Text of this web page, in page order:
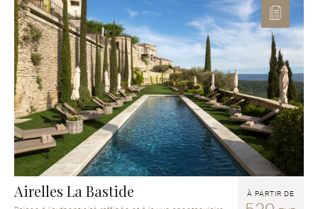
Airelles La Bastide À PARTIR DE